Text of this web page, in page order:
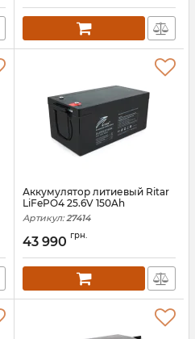
Аккумулятор литиевый Ritar
LiFePO4 25.6V 150Ah
Артикул: 27414
43 990 грн.